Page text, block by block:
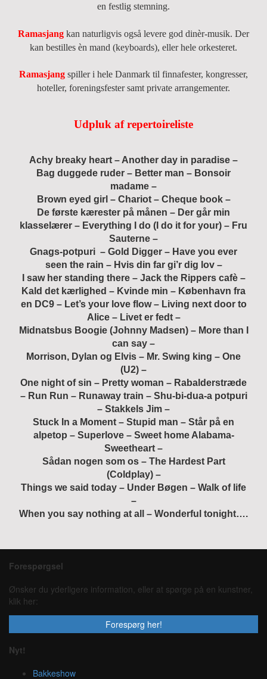
en festlig stemning.
Ramasjang kan naturligvis også levere god dinèr-musik. Der
kan bestilles èn mand (keyboards), eller hele orkesteret.
Ramasjang spiller i hele Danmark til finnafester, kongresser,
hoteller, foreningsfester samt private arrangementer.
Udpluk af repertoireliste
Achy breaky heart – Another day in paradise –
Bag duggede ruder – Better man – Bonsoir
madame –
Brown eyed girl – Chariot – Cheque book –
De første kærester på månen – Der går min
klasselærer – Everything I do (I do it for your) – Fru
Sauterne –
Gnags-potpuri – Gold Digger – Have you ever
seen the rain – Hvis din far gi’r dig lov –
I saw her standing there – Jack the Rippers cafè –
Kald det kærlighed – Kvinde min – København fra
en DC9 – Let’s your love flow – Living next door to
Alice – Livet er fedt –
Midnatsbus Boogie (Johnny Madsen) – More than I
can say –
Morrison, Dylan og Elvis – Mr. Swing king – One
(U2) –
One night of sin – Pretty woman – Rabalderstræde
– Run Run – Runaway train – Shu-bi-dua-a potpuri
– Stakkels Jim –
Stuck In a Moment – Stupid man – Står på en
alpetop – Superlove – Sweet home Alabama-
Sweetheart –
Sådan nogen som os – The Hardest Part
(Coldplay) –
Things we said today – Under Bøgen – Walk of life
–
When you say nothing at all – Wonderful tonight….
Forespørgsel
Ønsker du yderligere information, eller at spørge på en kunstner,
klik her:
Forespørg her!
Nyt!
Bakkeshow